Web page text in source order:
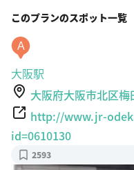
このプランのスポット一覧
A
大阪駅
大阪府大阪市北区梅
http://www.jr-
id=0610130
2593